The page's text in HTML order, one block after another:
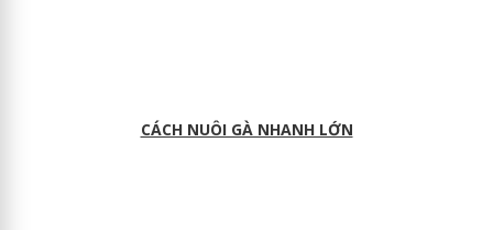
CÁCH NUÔI GÀ NHANH LỚN